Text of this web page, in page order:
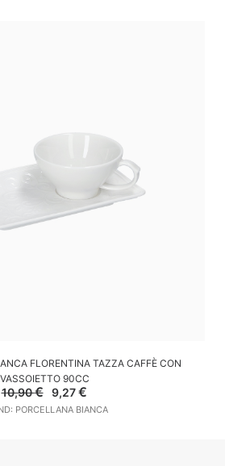
AL CARRELLO
FLORENTINA TAZZA CAFFÈ CON
VASSOIETTO 90CC
10,90€
Il
prezzo
originale
9,27€
attuale
PORCELLANA BIANCA